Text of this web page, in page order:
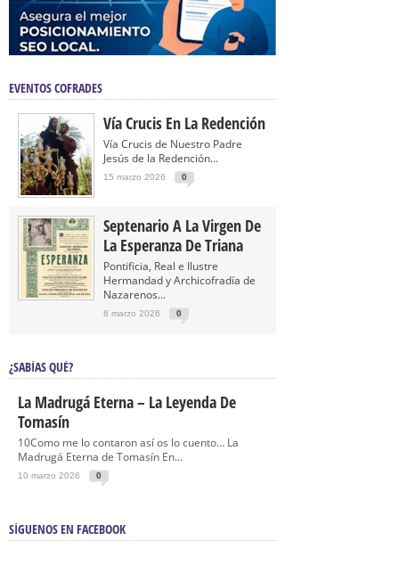
EVENTOS COFRADES
Vía Crucis En La Redención
Vía Crucis de Nuestro Padre
Jesús de la Redención...
15 marzo 2026 0
Septenario A La Virgen De
La Esperanza De Triana
Pontificia, Real e Ilustre
Hermandad y Archicofradía de
Nazarenos...
8 marzo 2026 0
¿SABÍAS QUÉ?
La Madrugá Eterna – La Leyenda De
Tomasín
10Como me lo contaron así os lo cuento… La
Madrugá Eterna de Tomasín En...
10 marzo 2026 0
SÍGUENOS EN FACEBOOK